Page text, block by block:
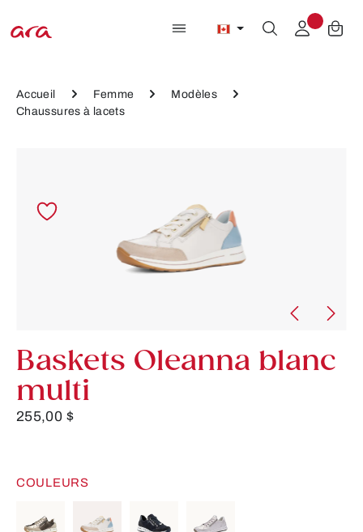
Passer au contenu principal
Accueil Femme
Modèles
Chaussures à lacets
Baskets Oleanna blanc
multi
255,00 $
COULEURS